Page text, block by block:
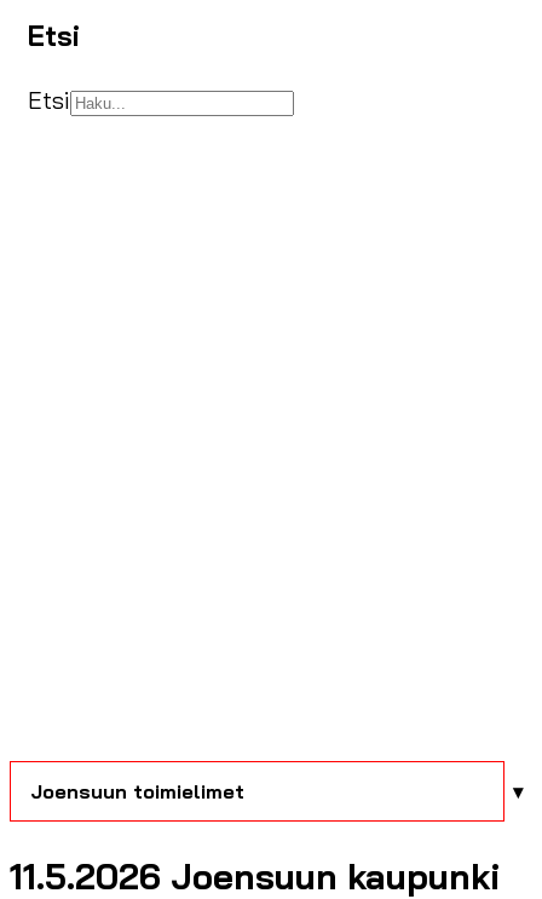
Etsi
Etsi
Joensuun toimielimet
11.5.2026 Joensuun kaupunki